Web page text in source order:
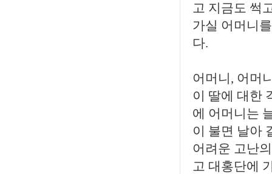
고 지금도 썩
가실 어머니
다.
어머니, 어머
이 딸에 대한
에 어머니는
이 불면 날아
어려운 고난
고 대홍단에